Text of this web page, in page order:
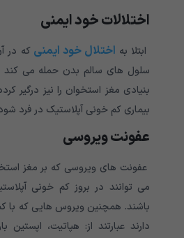
اختلالات خود ایمنی
ابتلا به اختلال خود ایمنی که در
سلول های سالم بدن حمله می
بنیادی مغز استخوان را نیز درگیر
بیماری کم خونی آپلاستیک در فرد
عفونت ویروسی
عفونت های ویروسی که بر مغز
می توانند در بروز کم خونی
باشند. همچنین ویروس هایی که با
دارند عبارتند از: هپاتیت، اپستین